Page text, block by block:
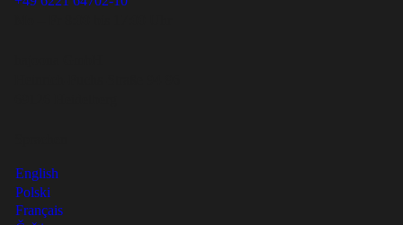
English
Polski
Français